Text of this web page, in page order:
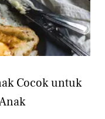
Cocok untuk